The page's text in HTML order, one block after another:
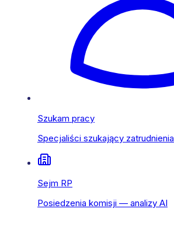
Szukam pracy
Specjaliści szukający zatrudnienia
Sejm RP
Posiedzenia komisji — analizy AI